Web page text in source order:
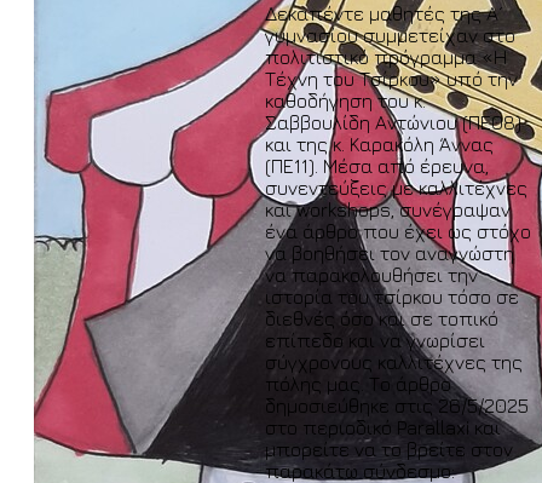
Δεκαπέντε μαθητές της Α´
γυμνασίου συμμετείχαν στο
πολιτιστικό πρόγραμμα «Η
Τέχνη του Τσίρκου» υπό την
καθοδήγηση του κ.
Σαββουλίδη Αντώνιου (ΠΕ08)
και της κ. Καρακόλη Άννας
(ΠΕ11). Μέσα από έρευνα,
συνεντεύξεις με καλλιτέχνες
και workshops, συνέγραψαν
ένα άρθρο που έχει ως στόχο
να βοηθήσει τον αναγνώστη
να παρακολουθήσει την
ιστορία του τσίρκου τόσο σε
διεθνές όσο και σε τοπικό
επίπεδο και να γνωρίσει
σύγχρονους καλλιτέχνες της
πόλης μας. Το άρθρο
δημοσιεύθηκε στις 26/5/2025
στο περιοδικό Parallaxi και
μπορείτε να το βρείτε στον
παρακάτω σύνδεσμο: